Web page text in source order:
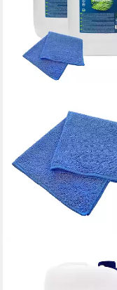
Kanister 2x Kanister